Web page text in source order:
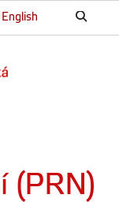
English
(PRN)